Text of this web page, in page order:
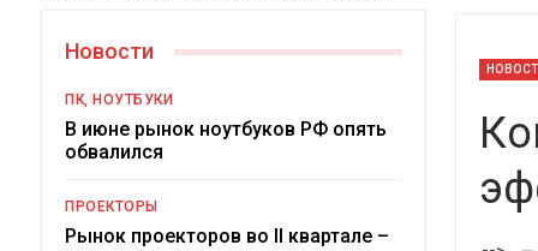
Новости
ПК, НОУТБУКИ
В июне рынок ноутбуков РФ опять
обвалился
ПРОЕКТОРЫ
Рынок проекторов во II квартале –Цифровая экономика 2026.